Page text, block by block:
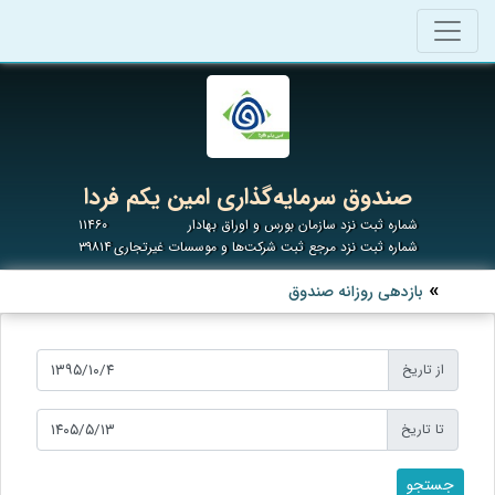
صندوق سرمایه‌گذاری امین یکم فردا
شماره ثبت نزد سازمان بورس و اوراق بهادار
۱۱۴۶۰
شماره ثبت نزد مرجع ثبت شرکت‌ها و موسسات غیرتجاری۳۹۸۱۴
بازدهی روزانه صندوق
از تاریخ
تا تاریخ